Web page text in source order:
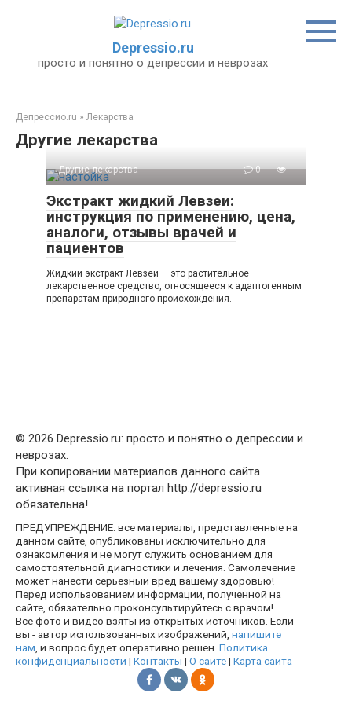
Depressio.ru
просто и понятно о депрессии и неврозах
Депрессио.ru » Лекарства
Другие лекарства
Другие лекарства 0
Экстракт жидкий Левзеи:
инструкция по применению, цена,
аналоги, отзывы врачей и
пациентов
Жидкий экстракт Левзеи — это растительное
лекарственное средство, относящееся к адаптогенным
препаратам природного происхождения.
© 2026 Depressio.ru: просто и понятно о депрессии и
неврозах.
При копировании материалов данного сайта
активная ссылка на портал http://depressio.ru
обязательна!
ПРЕДУПРЕЖДЕНИЕ: все материалы, представленные на
данном сайте, опубликованы исключительно для
ознакомления и не могут служить основанием для
самостоятельной диагностики и лечения. Самолечение
может нанести серьезный вред вашему здоровью!
Перед использованием информации, полученной на
сайте, обязательно проконсультируйтесь с врачом!
Все фото и видео взяты из открытых источников. Если
вы - автор использованных изображений, напишите
нам , и вопрос будет оперативно решен. Политика
конфиденциальности | Контакты | О сайте| Карта сайта